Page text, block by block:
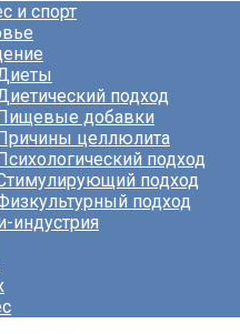
и спорт
подход
добавки
целлюлита
подход
подход
подход
индустрия